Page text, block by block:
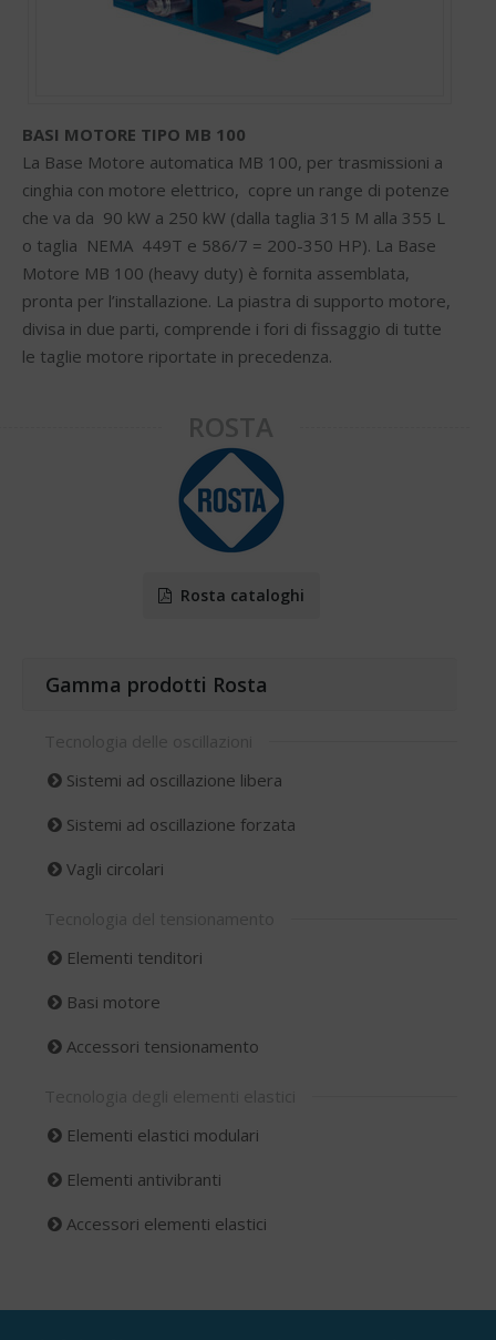
BASI MOTORE TIPO MB 100
La Base Motore automatica MB 100, per trasmissioni a
cinghia con motore elettrico, copre un range di potenze
che va da 90 kW a 250 kW (dalla taglia 315 M alla 355 L
o taglia NEMA 449T e 586/7 = 200-350 HP). La Base
Motore MB 100 (heavy duty) è fornita assemblata,
pronta per l’installazione. La piastra di supporto motore,
divisa in due parti, comprende i fori di fissaggio di tutte
le taglie motore riportate in precedenza.
Rosta cataloghi
Gamma prodotti Rosta
Sistemi ad oscillazione libera
Sistemi ad oscillazione forzata
Vagli circolari
Elementi tenditori
Basi motore
Accessori tensionamento
Elementi elastici modulari
Elementi antivibranti
Accessori elementi elastici